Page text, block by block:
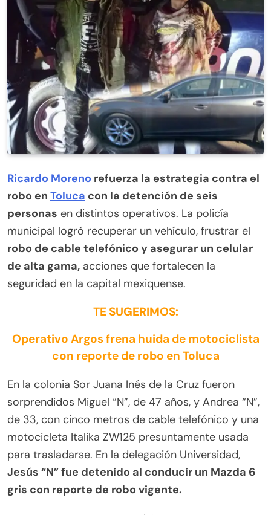
Ricardo Moreno refuerza la estrategia contra el
robo en Toluca con la detención de seis
personas en distintos operativos. La policía
municipal logró recuperar un vehículo, frustrar el
robo de cable telefónico y asegurar un celular
de alta gama, acciones que fortalecen la
seguridad en la capital mexiquense.
TE SUGERIMOS:
Operativo Argos frena huida de motociclista
con reporte de robo en Toluca
En la colonia Sor Juana Inés de la Cruz fueron
sorprendidos Miguel “N”, de 47 años, y Andrea “N”,
de 33, con cinco metros de cable telefónico y una
motocicleta Italika ZW125 presuntamente usada
para trasladarse. En la delegación Universidad,
Jesús “N” fue detenido al conducir un Mazda 6
gris con reporte de robo vigente.